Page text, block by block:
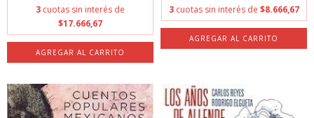
3 cuotas sin interés de
$17.666,67
3 cuotas sin interés de $8.666,67